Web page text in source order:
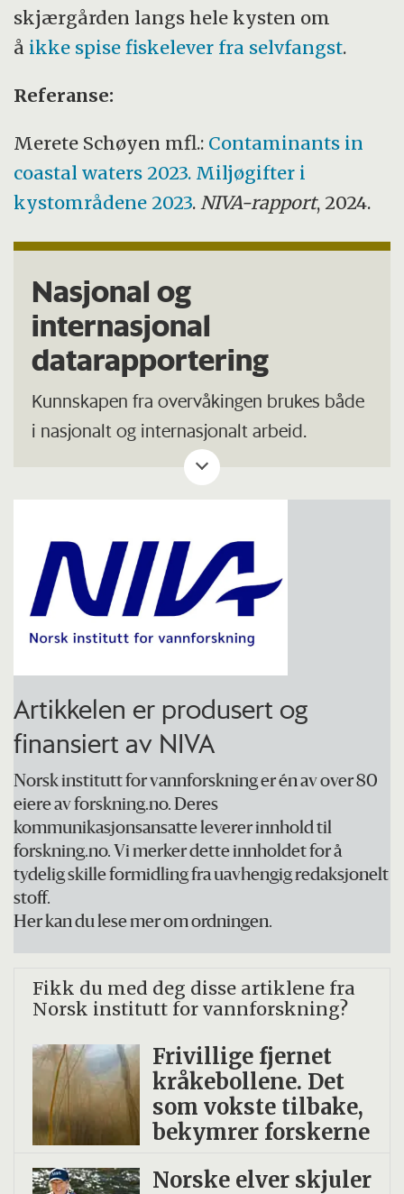
skjærgården langs hele kysten om
å ikke spise fiskelever fra selvfangst.
Referanse:
Merete Schøyen mfl.: Contaminants in
coastal waters 2023. Miljøgifter i
kystområdene 2023. NIVA-rapport, 2024.
Nasjonal og
internasjonal
datarapportering
Kunnskapen fra overvåkingen brukes både
i nasjonalt og internasjonalt arbeid.
Dataene rapporteres til
Vannmiljødatabase
som OSPAR(Oslo-Paris konvensjonen for
bevaring av det marine miljø i Nordøst-
Atlanterhavet), ICES(Det internasjonale råd
for havforskning) ogEEA(Det europeiske
avAMAP
(Arctic Monitoring and
Assessment Programme) og
Mattilsynet
Artikkelen er produsert og
finansiert av NIVA
Norsk institutt for vannforskning er én av over 80
eiere av forskning.no. Deres
kommunikasjonsansatte leverer innhold til
forskning.no. Vi merker dette innholdet for å
tydelig skille formidling fra uavhengig redaksjonelt
stoff.
Her kan du lese mer om ordningen.
Fikk du med deg disse artiklene fra
Norsk institutt for vannforskning?
Frivillige fjernet
kråkebollene. Det
som vokste tilbake,
bekymrer forskerne
Norske elver skjuler